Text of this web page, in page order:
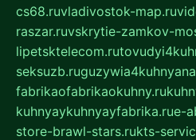
cs68.ruvladivostok-map.ru
raszar.ruvskrytie-zamkov-
lipetsktelecom.ru
seksuzb.ru
fabrikaofabrikaokuhny.ru
kuhnyaykuhnyayfabrika.rue-
store-brawl-stars.rukts-